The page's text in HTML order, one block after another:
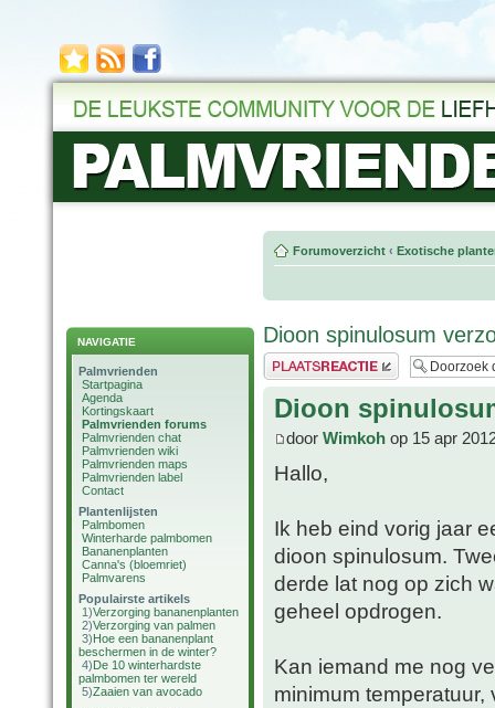
NAVIGATIE
Palmvrienden
Startpagina
Agenda
Kortingskaart
Palmvrienden forums
Palmvrienden chat
Palmvrienden wiki
Palmvrienden maps
Palmvrienden label
Contact
Plantenlijsten
Palmbomen
Winterharde palmbomen
Bananenplanten
Canna's (bloemriet)
Palmvarens
Populairste artikels
1)Verzorging bananenplanten
2)Verzorging van palmen
3)Hoe een bananenplant
beschermen in de winter?
4)De 10 winterhardste
palmbomen ter wereld
5)Zaaien van avocado
Forumoverzicht ‹ Exotische
Dioon spinulosum
Plaats een reactie
Dioon
door Wimkoh op 15 apr
Hallo,
Ik heb eind vorig jaar
dioon spinulosum.
derde lat nog op zich
geheel opdrogen.
Kan iemand me nog
minimum